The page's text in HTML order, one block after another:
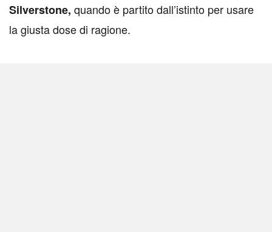
Silverstone, quando è partito dall’istinto per usare
la giusta dose di ragione.